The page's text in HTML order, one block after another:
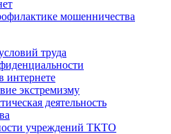
мошенничества
труда
интернете
экстремизму
деятельность
учреждений ТКТО